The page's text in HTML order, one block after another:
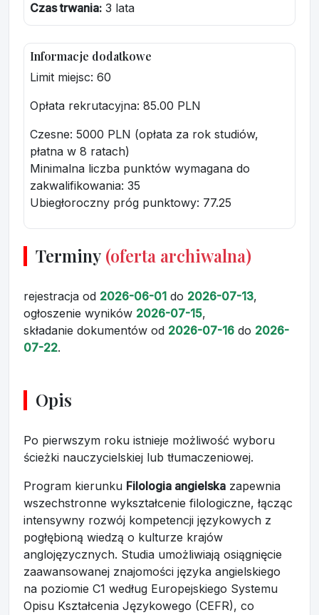
Czas trwania: 3 lata
Informacje dodatkowe
Limit miejsc: 60
Opłata rekrutacyjna: 85.00 PLN
Czesne: 5000 PLN (opłata za rok studiów,
płatna w 8 ratach)
Minimalna liczba punktów wymagana do
zakwalifikowania: 35
Ubiegłoroczny próg punktowy: 77.25
Terminy (oferta archiwalna)
rejestracja od 2026-06-01 do 2026-07-13,
ogłoszenie wyników 2026-07-15,
składanie dokumentów od 2026-07-16 do 2026-
07-22.
Opis
Po pierwszym roku istnieje możliwość wyboru
ścieżki nauczycielskiej lub tłumaczeniowej.
Program kierunku Filologia angielska zapewnia
wszechstronne wykształcenie filologiczne, łącząc
intensywny rozwój kompetencji językowych z
pogłębioną wiedzą o kulturze krajów
anglojęzycznych. Studia umożliwiają osiągnięcie
zaawansowanej znajomości języka angielskiego
na poziomie C1 według Europejskiego Systemu
Opisu Kształcenia Językowego (CEFR), co